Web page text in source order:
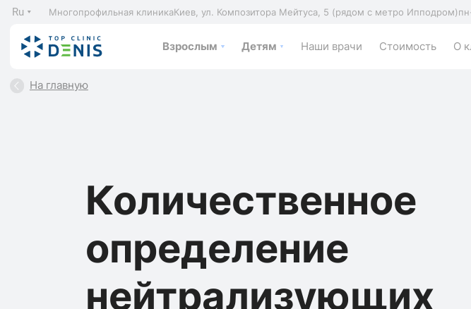
Ru Многопрофильная клиникаКиев, ул. Композитора Мейтуса, 5 (рядом с метро Ипподром)
Взрослым Детям Наши врачи Стоимость О
На главную
Количественное
определение
нейтрализующих